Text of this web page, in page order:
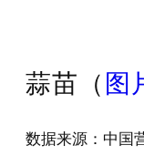
蒜苗（ 图
数据来源：中国